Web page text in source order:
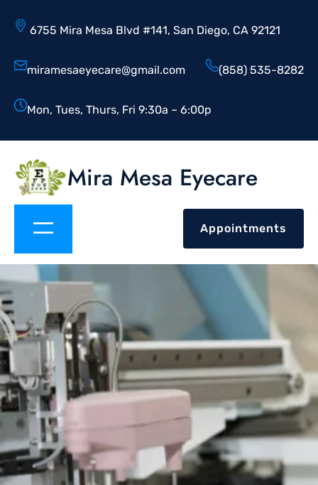
6755 Mira Mesa Blvd #141, San Diego, CA 92121
miramesaeyecare@gmail.com (858) 535-8282
Mon, Tues, Thurs, Fri 9:30a – 6:00p
Mira Mesa Eyecare
Appointments